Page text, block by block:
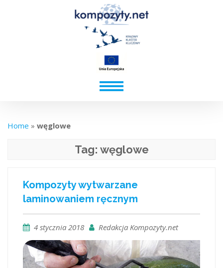
Home » węglowe
Tag: węglowe
Kompozyty wytwarzane
laminowaniem ręcznym
4 stycznia 2018 Redakcja Kompozyty.net